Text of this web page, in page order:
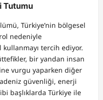
Tutumu
Türkiye’nin bölgesel
nedeniyle
tercih ediyor.
bir yandan insan
vurgu yaparken diğer
güvenliği, enerji
başlıklarda Türkiye ile